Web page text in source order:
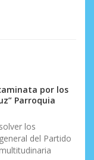
por los
Parroquia
los
del Partido